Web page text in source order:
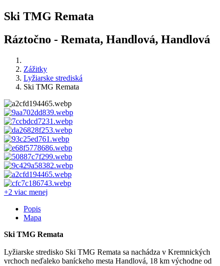
Ski TMG Remata
Ráztočno - Remata, Handlová, Handlová
Zážitky
Lyžiarske strediská
Ski TMG Remata
+2 viac menej
Popis
Mapa
Ski TMG Remata
Lyžiarske stredisko Ski TMG Remata sa nachádza v Kremnických
vrchoch neďaleko baníckeho mesta Handlová, 18 km východne od